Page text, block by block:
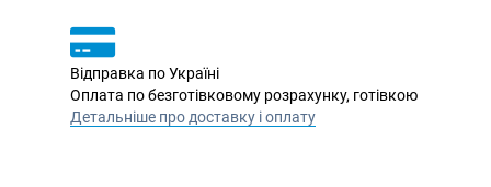
Відправка по Україні
Оплата по безготівковому розрахунку, готівкою
Детальніше про доставку і оплату